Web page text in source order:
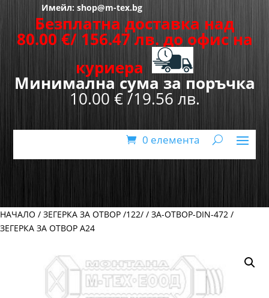
Имейл: shop@m-tex.bg
Безплатна доставка над
80.00 €/ 156.47 лв. до офис на
куриера
Минимална сума за поръчка
10.00 € /19.56 лв.
0 елемента
НАЧАЛО / ЗЕГЕРКА ЗА ОТВОР /122/ / ЗА-ОТВОР-DIN-472 /
ЗЕГЕРКА ЗА ОТВОР А24